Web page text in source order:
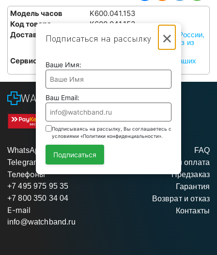
×
Подписаться на рассылку
Ваше Имя:
Ваш Email:
Подписываясь на рассылку, Вы соглашаетесь с
условиями «Политики конфиденциальности».
Подписаться
Модель часов
K600.041.153
Код товара
K600.041.153
Доставка
Курьерами СДЭК по всей России,
или бесплатный самовывоз из
наших сервисов в Москве
Сервис
Бесплатная установка в наших
сервисах в Москве
WATCHBAND
WhatsApp
Telegram
Телефоны
+7 495 975 95 35
+7 800 350 34 04
E-mail
info@watchband.ru
FAQ
Доставка и оплата
Предзаказ
Гарантия
Возврат и отказ
Контакты